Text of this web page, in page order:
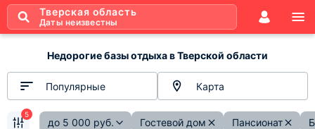
Тверская область
Даты неизвестны
Недорогие базы отдыха в Тверской области
Популярные Карта
до 5 000 руб. Гостевой дом Пансионат
5